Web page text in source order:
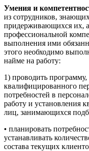
Умения и
из сотрудников,
придер­живающихся их,
профессиональной
выполнения ими
этого необходимо
найме на работу:
1) проводить
квалифицированного
потребнос­тей в
работу и установ­ления
лиц, занимающих­ся
• планировать
устанавливать
состава те­кущих